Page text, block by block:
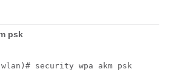
psk
security wpa akm psk